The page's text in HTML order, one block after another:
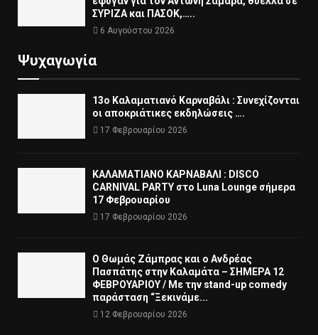
ΣΥΡΙΖΑ και ΠΑΣΟΚ,…..
6 Αυγούστου 2026
Ψυχαγωγία
13ο Καλαματιανό Καρναβάλι : Συνεχίζονται
οι αποκριάτικες εκδηλώσεις ….
17 Φεβρουαρίου 2026
ΚΑΛΑΜΑΤΙΑΝΟ ΚΑΡΝΑΒΑΛΙ : DISCO
CARNIVAL PARTY στο Luna Lounge σήμερα
17 Φεβρουαρίου
17 Φεβρουαρίου 2026
Ο Θωμάς Ζάμπρας και ο Ανδρέας
Πασπάτης στην Καλαμάτα – ΣΗΜΕΡΑ 12
ΦΕΒΡΟΥΑΡΙΟΥ / Με την stand-up comedy
παράσταση “Ξεκινάμε...
12 Φεβρουαρίου 2026